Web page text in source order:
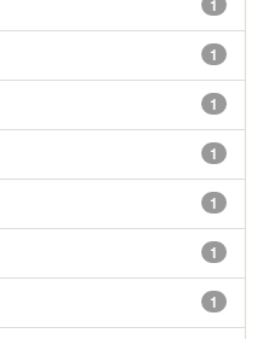
1
1
1
1
1
1
1